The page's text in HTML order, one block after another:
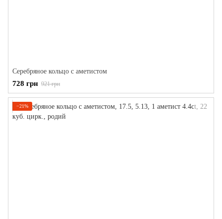
Серебряное кольцо с аметистом
728 грн 921 грн
−21%